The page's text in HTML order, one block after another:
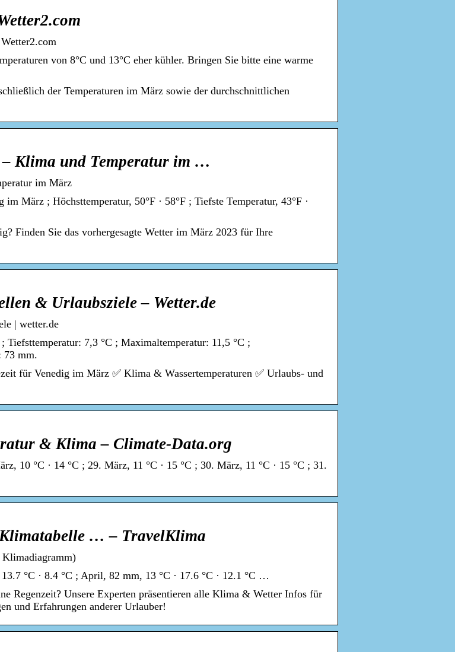
von 8°C und 13°C eher kühler. Bringen Sie bitte eine warme
der Temperaturen im März sowie der durchschnittlichen
– Klima und Temperatur im …
im März
März ; Höchsttemperatur, 50°F · 58°F ; Tiefste Temperatur, 43°F ·
Finden Sie das vorhergesagte Wetter im März 2023 für Ihre
& Urlaubsziele – Wetter.de
| wetter.de
7,3 °C ; Maximaltemperatur: 11,5 °C ;
73 mm.
für Venedig im März ✅ Klima & Wassertemperaturen ✅ Urlaubs- und
& Klima – Climate-Data.org
10 °C · 14 °C ; 29. März, 11 °C · 15 °C ; 30. März, 11 °C · 15 °C ; 31.
Klimatabelle … – TravelKlima
Klimadiagramm)
°C · 8.4 °C ; April, 82 mm, 13 °C · 17.6 °C · 12.1 °C …
Regenzeit? Unsere Experten präsentieren alle Klima & Wetter Infos für
und Erfahrungen anderer Urlauber!